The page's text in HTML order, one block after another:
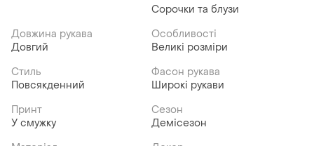
Сорочки та блузи
Довжина рукава
Довгий
Особливості
Великі розміри
Стиль
Повсякденний
Фасон рукава
Широкі рукави
Принт
У смужку
Сезон
Демісезон